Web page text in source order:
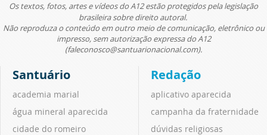
Os textos, fotos, artes e vídeos do A12 estão protegidos pela legislação
brasileira sobre direito autoral.
Não reproduza o conteúdo em outro meio de comunicação, eletrônico ou
impresso, sem autorização expressa do A12
(faleconosco@santuarionacional.com).
Santuário
academia marial
água mineral aparecida
cidade do romeiro
Redação
aplicativo aparecida
campanha da fraternidade
dúvidas religiosas